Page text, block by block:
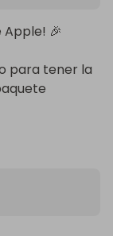
🎉
para tener la
de los